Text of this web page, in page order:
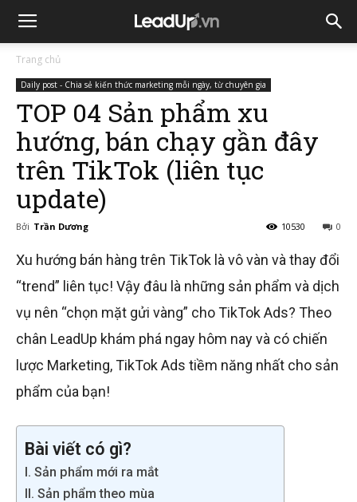
Trang chủ
Daily post - Chia sẻ kiến thức marketing mỗi ngày, từ chuyên gia
TOP 04 Sản phẩm xu
hướng, bán chạy gần đây
trên TikTok (liên tục
update)
Bởi Trần Dương 0
10530
Xu hướng bán hàng trên TikTok là vô vàn và thay đổi
“trend” liên tục! Vậy đâu là những sản phẩm và dịch
vụ nên “chọn mặt gửi vàng” cho TikTok Ads? Theo
chân LeadUp khám phá ngay hôm nay và có chiến
lược Marketing, TikTok Ads tiềm năng nhất cho sản
phẩm của bạn!
Bài viết có gì?
I. Sản phẩm mới ra mắt
II. Sản phẩm theo mùa